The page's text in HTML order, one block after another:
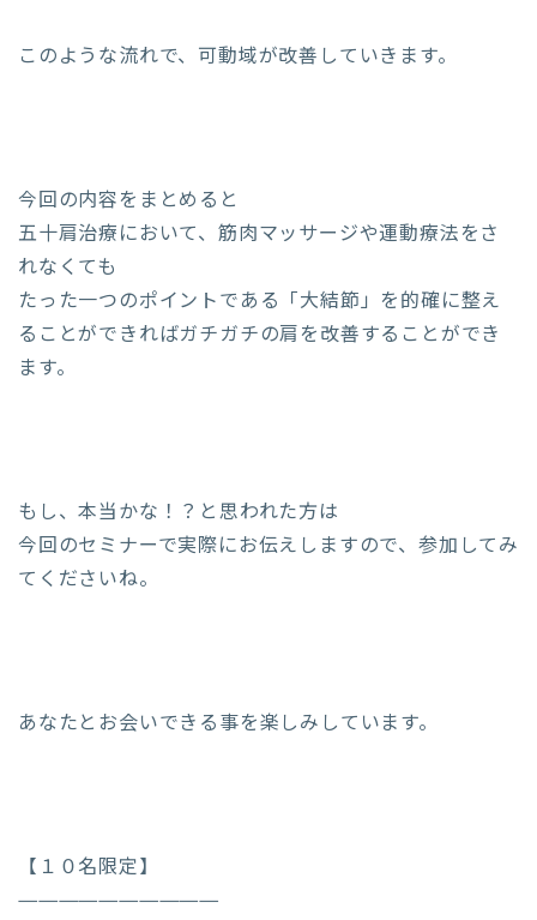
このような流れで、可動域が改善していきます。
今回の内容をまとめると
五十肩治療において、筋肉マッサージや運動療法をさ
れなくても
たった一つのポイントである「大結節」を的確に整え
ることができればガチガチの肩を改善することができ
ます。
もし、本当かな！？と思われた方は
今回のセミナーで実際にお伝えしますので、参加してみ
てくださいね。
あなたとお会いできる事を楽しみしています。
【１０名限定】
——————————